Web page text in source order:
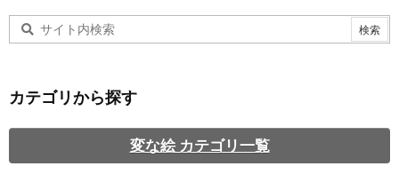
カテゴリから探す
変な絵 カテゴリ一覧